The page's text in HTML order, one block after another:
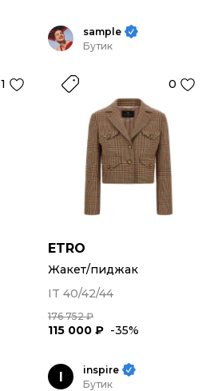
1
sample
Бутик
0
ETRO
Жакет/пиджак
IT 40/42/44
176 752 ₽
115 000 ₽ -35%
I
inspire
Бутик